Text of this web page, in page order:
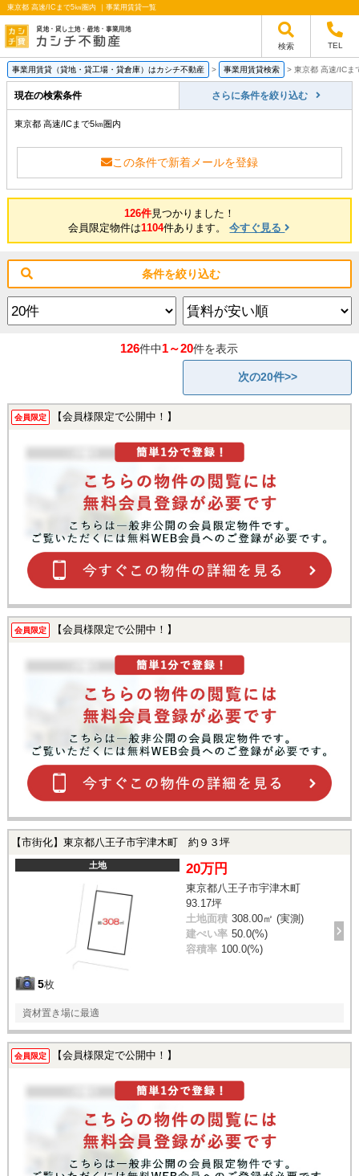
東京都 高速/ICまで5㎞圏内 ｜事業用賃貸一覧
検索 TEL
事業用賃貸（貸地・貸工場・貸倉庫）はカシチ不動産 > 事業用賃貸検索 > 東京都 高速/ICま
現在の検索条件 さらに条件を絞り込む
東京都 高速/ICまで5㎞圏内
この条件で新着メールを登録
126件見つかりました！
会員限定物件は1104件あります。今すぐ見る
条件を絞り込む
126件中1～20件を表示
次の20件>>
会員限定 【会員様限定で公開中！】
会員限定 【会員様限定で公開中！】
【市街化】東京都八王子市宇津木町 約９３坪
土地
5枚
20万円
東京都八王子市宇津木町
93.17坪
土地面積 308.00㎡ (実測)
建ぺい率 50.0(%)
容積率 100.0(%)
資材置き場に最適
会員限定 【会員様限定で公開中！】